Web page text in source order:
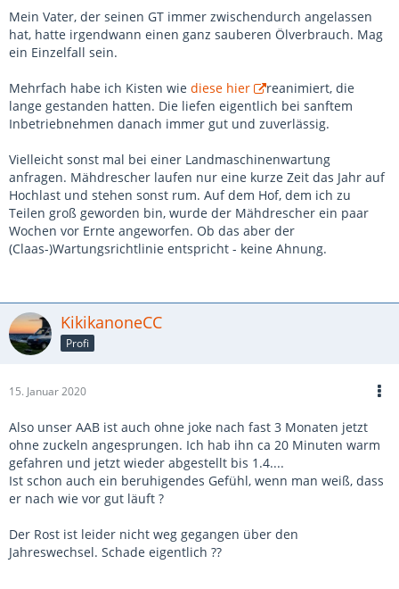
Mein Vater, der seinen GT immer zwischendurch angelassen
hat, hatte irgendwann einen ganz sauberen Ölverbrauch. Mag
ein Einzelfall sein.
Mehrfach habe ich Kisten wie diese hier
reanimiert, die
lange gestanden hatten. Die liefen eigentlich bei sanftem
Inbetriebnehmen danach immer gut und zuverlässig.
Vielleicht sonst mal bei einer Landmaschinenwartung
anfragen. Mähdrescher laufen nur eine kurze Zeit das Jahr auf
Hochlast und stehen sonst rum. Auf dem Hof, dem ich zu
Teilen groß geworden bin, wurde der Mähdrescher ein paar
Wochen vor Ernte angeworfen. Ob das aber der
(Claas-)Wartungsrichtlinie entspricht - keine Ahnung.
KikikanoneCC
Profi
15. Januar 2020
Also unser AAB ist auch ohne joke nach fast 3 Monaten jetzt
ohne zuckeln angesprungen. Ich hab ihn ca 20 Minuten warm
gefahren und jetzt wieder abgestellt bis 1.4....
Ist schon auch ein beruhigendes Gefühl, wenn man weiß, dass
er nach wie vor gut läuft ?
Der Rost ist leider nicht weg gegangen über den
Jahreswechsel. Schade eigentlich ??